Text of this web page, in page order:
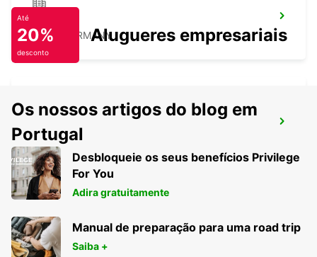
JENA
JENA - GERMANY
MAGDEBURGO
MAGDEBURG - GERMANY
Até
20%
desconto
Alugueres empresariais
Os nossos artigos do blog em
Portugal
Desbloqueie os seus benefícios Privilege
For You
Adira gratuitamente
Manual de preparação para uma road trip
Saiba +